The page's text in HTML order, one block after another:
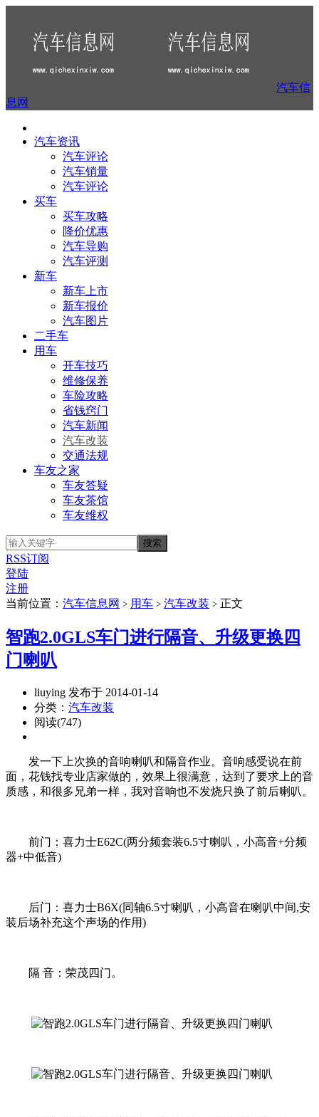
汽车信
息网
汽车资讯
汽车评论
汽车销量
汽车评论
买车
买车攻略
降价优惠
汽车导购
汽车评测
新车
新车上市
新车报价
汽车图片
二手车
用车
开车技巧
维修保养
车险攻略
省钱窍门
汽车新闻
汽车改装
交通法规
车友之家
车友答疑
车友茶馆
车友维权
RSS订阅
登陆
注册
当前位置： 汽车信息网 > 用车 > 汽车改装 > 正文
智跑2.0GLS车门进行隔音、升级更换四
门喇叭
liuying 发布于 2014-01-14
分类： 汽车改装
阅读(747)
发一下上次换的音响喇叭和隔音作业。音响感受说在前
面，花钱找专业店家做的，效果上很满意，达到了要求上的音
质感，和很多兄弟一样，我对音响也不发烧只换了前后喇叭。
前门：喜力士E62C(两分频套装6.5寸喇叭，小高音+分频
器+中低音)
后门：喜力士B6X(同轴6.5寸喇叭，小高音在喇叭中间,安
装后场补充这个声场的作用)
隔 音：荣茂四门。